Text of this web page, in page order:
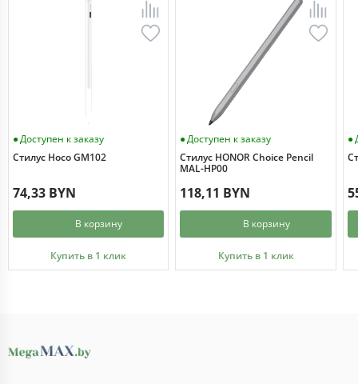
Доступен к заказу
Стилус Hoco GM102
74,33 BYN
В корзину
Купить в 1 клик
Доступен к заказу
Стилус HONOR Choice Pencil
MAL-HP00
118,11 BYN
В корзину
Купить в 1 клик